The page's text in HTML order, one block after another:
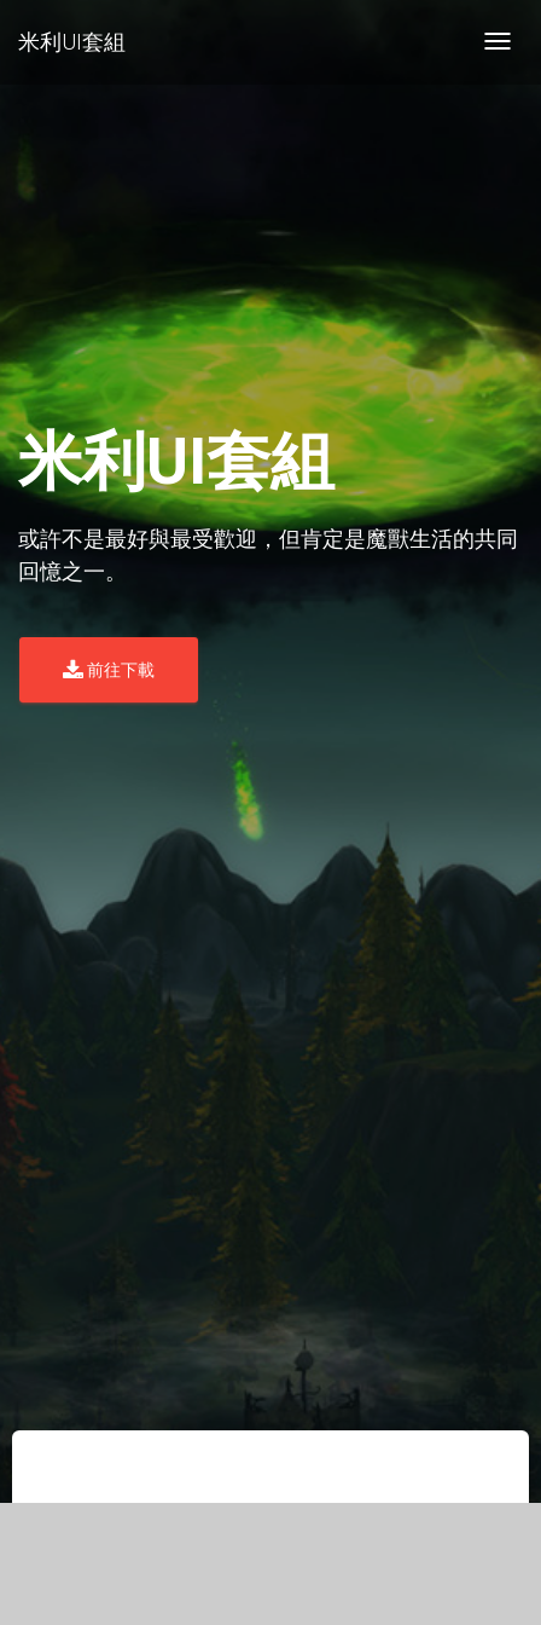
米利UI套組
米利UI套組
或許不是最好與最受歡迎，但肯定是魔獸生活的共同
回憶之一。
前往下載